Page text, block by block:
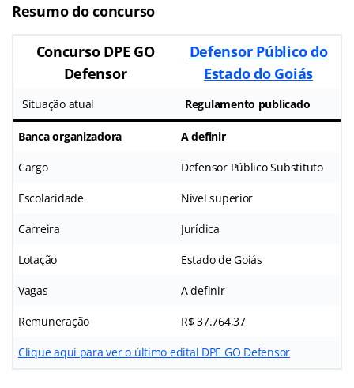
Resumo do concurso
Concurso DPE GO
Defensor
Defensor Público do
Estado do Goiás
Situação atual Regulamento publicado
Banca organizadora A definir
Cargo Defensor Público Substituto
Escolaridade Nível superior
Carreira Jurídica
Lotação Estado de Goiás
Vagas A definir
Remuneração R$ 37.764,37
Clique aqui para ver o último edital DPE GO Defensor